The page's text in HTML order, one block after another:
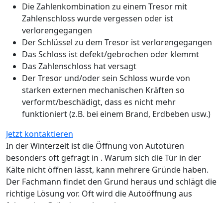
Die Zahlenkombination zu einem Tresor mit
Zahlenschloss wurde vergessen oder ist
verlorengegangen
Der Schlüssel zu dem Tresor ist verlorengegangen
Das Schloss ist defekt/gebrochen oder klemmt
Das Zahlenschloss hat versagt
Der Tresor und/oder sein Schloss wurde von
starken externen mechanischen Kräften so
verformt/beschädigt, dass es nicht mehr
funktioniert (z.B. bei einem Brand, Erdbeben usw.)
Jetzt kontaktieren
In der Winterzeit ist die Öffnung von Autotüren
besonders oft gefragt in . Warum sich die Tür in der
Kälte nicht öffnen lässt, kann mehrere Gründe haben.
Der Fachmann findet den Grund heraus und schlägt die
richtige Lösung vor. Oft wird die Autoöffnung aus